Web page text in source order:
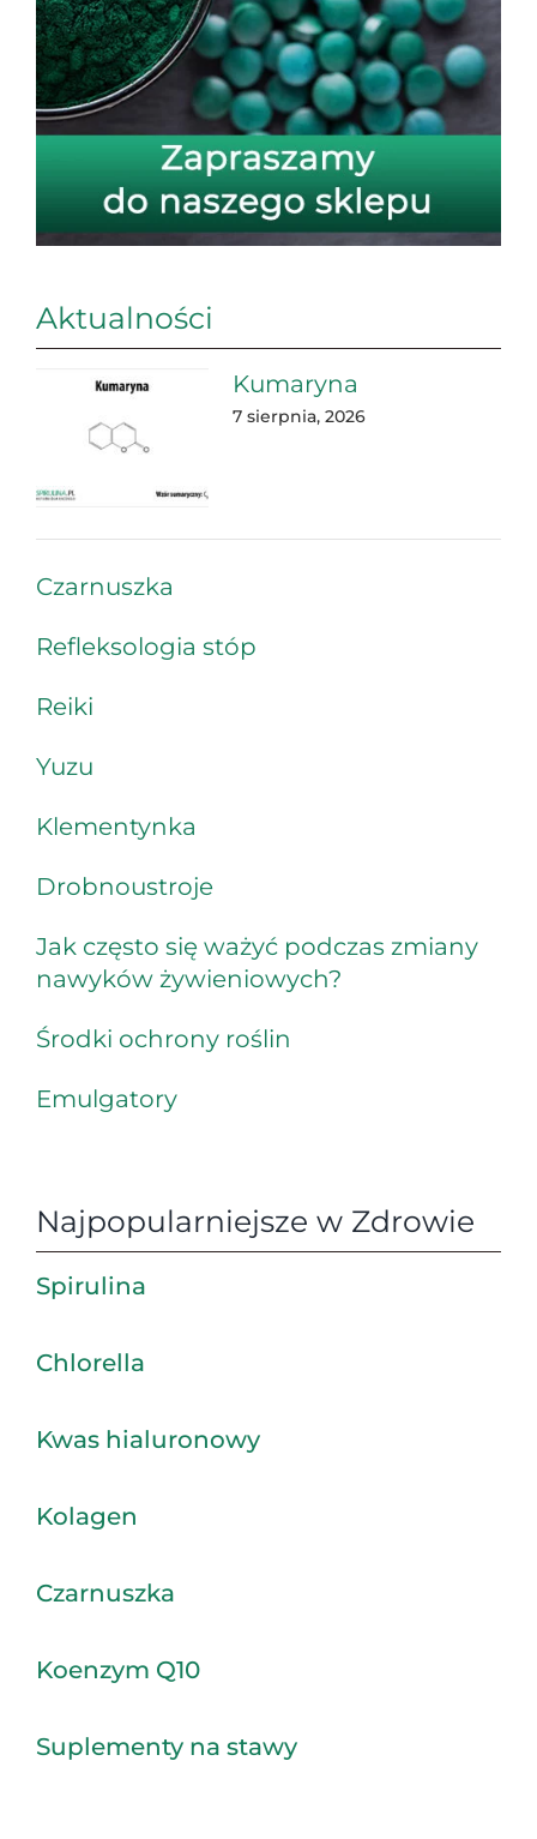
Aktualności
Kumaryna
7 sierpnia, 2026
Czarnuszka
Refleksologia stóp
Reiki
Yuzu
Klementynka
Drobnoustroje
Jak często się ważyć podczas zmiany
nawyków żywieniowych?
Środki ochrony roślin
Emulgatory
Najpopularniejsze w Zdrowie
Spirulina
Chlorella
Kwas hialuronowy
Kolagen
Czarnuszka
Koenzym Q10
Suplementy na stawy